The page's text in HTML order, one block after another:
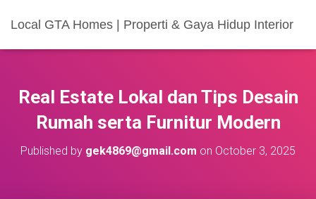
Local GTA Homes | Properti & Gaya Hidup Interior
Real Estate Lokal dan Tips Desain
Rumah serta Furnitur Modern
Published by gek4869@gmail.com on October 3, 2025